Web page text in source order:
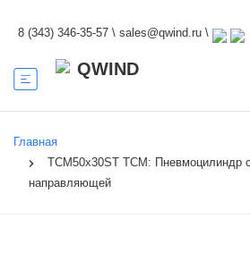
8 (343) 346-35-57 \ sales@qwind.ru \
Главная
TCM50x30ST TCM: Пневмоцилиндр
направляющей